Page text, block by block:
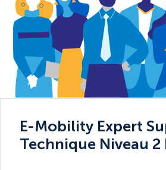
E-Mobility Expert
Technique Niveau 2